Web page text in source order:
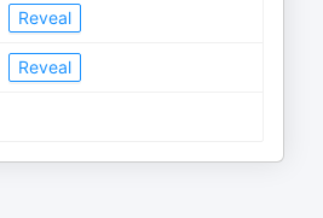
Reveal
Reveal